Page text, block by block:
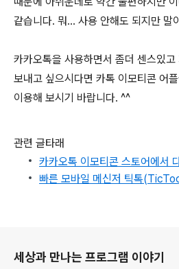
같습니다. 뭐... 사용 안해도 되지만 말
카카오톡을 사용하면서 좀더 센스있
보내고 싶으시다면 카톡 이모티콘 어
이용해 보시기 바랍니다. ^^
관련 글타래
카카오톡 이모티콘 스토어에서
빠른 모바일 메신저 틱톡
세상과 만나는 프로그램 이야기